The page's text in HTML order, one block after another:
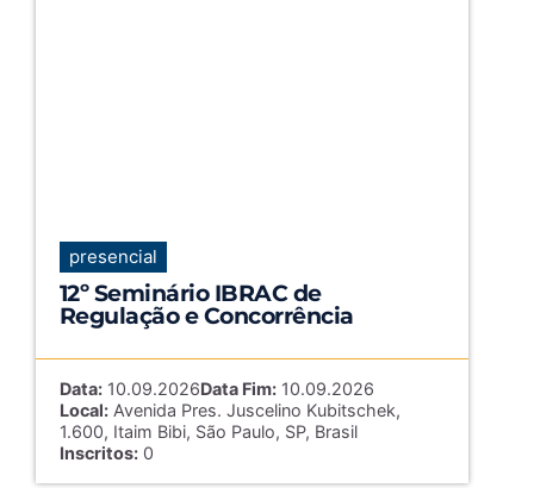
presencial
12º Seminário IBRAC de
Regulação e Concorrência
Data:10.09.2026Data Fim:10.09.2026
Local:Avenida Pres. Juscelino Kubitschek,
1.600, Itaim Bibi, São Paulo, SP, Brasil
Inscritos:0